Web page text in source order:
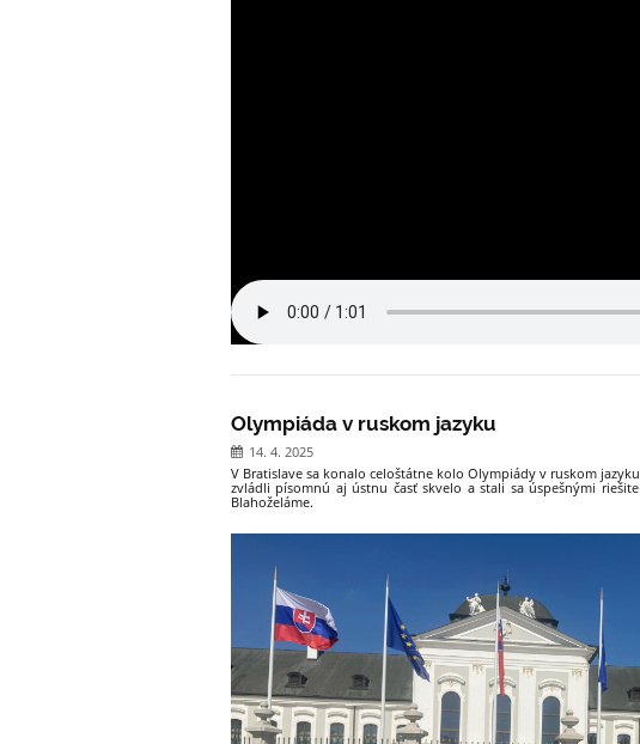
Olympiáda v ruskom jazyku
14. 4. 2025
V Bratislave sa konalo celoštátne kolo Olympiády v ruskom
zvládli písomnú aj ústnu časť skvelo a stali sa úspešnými
Blahoželáme.